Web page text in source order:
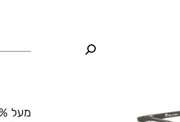
מעל 70% ממשקפי הראיה שלנו מוכנים תוך פחות משעה.